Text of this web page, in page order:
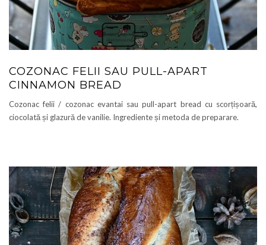
COZONAC FELII SAU PULL-APART
CINNAMON BREAD
Cozonac felii / cozonac evantai sau pull-apart bread cu scorțișoară,
ciocolată și glazură de vanilie. Ingrediente și metoda de preparare.